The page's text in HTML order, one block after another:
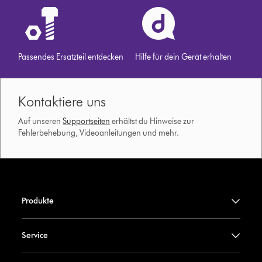
Passendes Ersatzteil entdecken Hilfe für dein Gerät erhalten
Kontaktiere uns
Auf unserenSupportseiten erhältst du Hinweise zur
Fehlerbehebung, Videoanleitungen und mehr.
Produkte
Service